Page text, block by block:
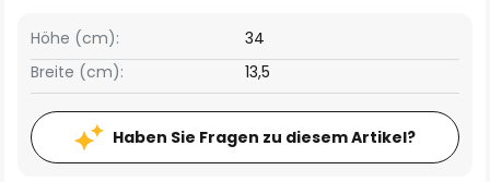
Breite (cm): 13,5
Höhe (cm): 34
Haben Sie Fragen zu diesem Artikel?